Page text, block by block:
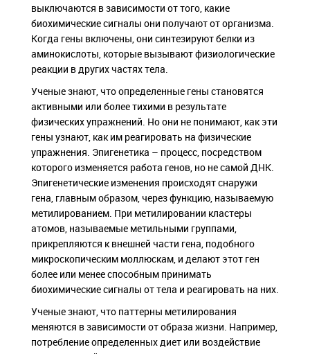
выключаются в зависимости от того, какие
биохимические сигналы они получают от организма.
Когда гены включены, они синтезируют белки из
аминокислоты, которые вызывают физиологические
реакции в других частях тела.
Ученые знают, что определенные гены становятся
активными или более тихими в результате
физических упражнений. Но они не понимают, как эти
гены узнают, как им реагировать на физические
упражнения. Эпигенетика – процесс, посредством
которого изменяется работа генов, но не самой ДНК.
Эпигенетические изменения происходят снаружи
гена, главным образом, через функцию, называемую
метилированием. При метилировании кластеры
атомов, называемые метильными группами,
прикрепляются к внешней части гена, подобного
микроскопическим моллюскам, и делают этот ген
более или менее способным принимать
биохимические сигналы от тела и реагировать на них.
Ученые знают, что паттерны метилирования
меняются в зависимости от образа жизни. Например,
потребление определенных диет или воздействие